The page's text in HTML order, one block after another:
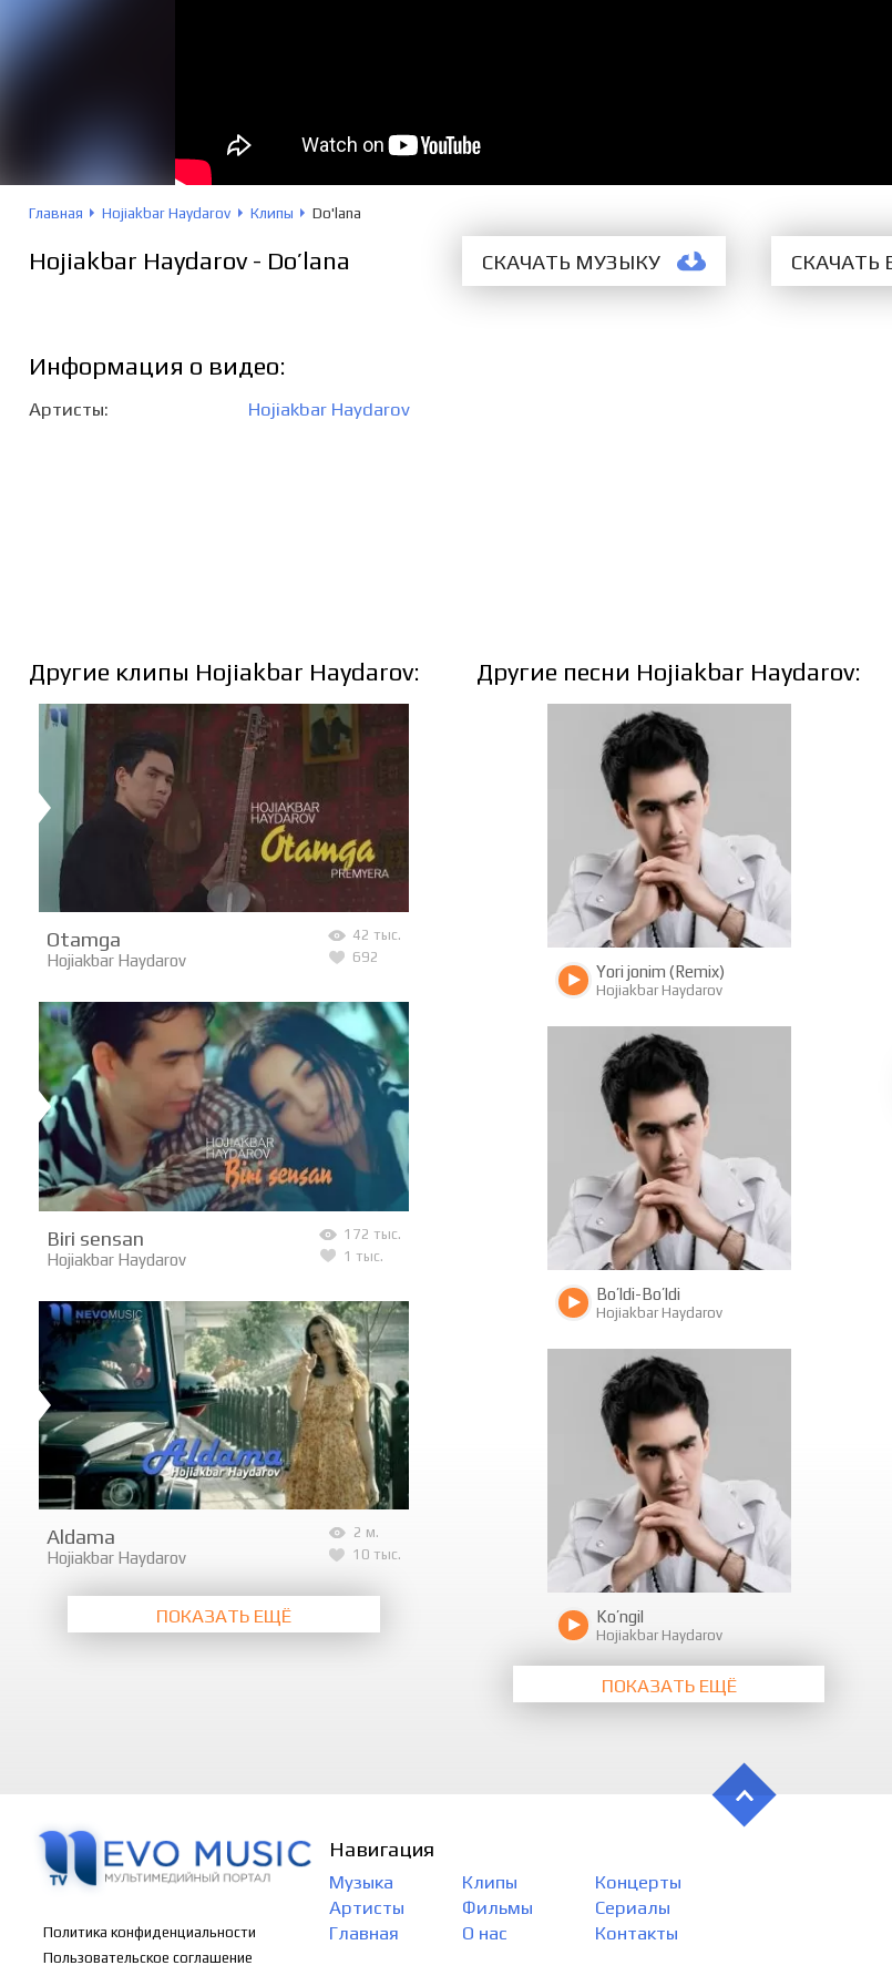
Главная Hojiakbar Haydarov Клипы Do'lana
Hojiakbar Haydarov - Do’lana СКАЧАТЬ МУЗЫКУ СКАЧАТЬ
Информация о видео:
Артисты Hojiakbar Haydarov
Другие клипы Hojiakbar Haydarov:
42 тыс.
692
Otamga
Hojiakbar Haydarov
172 тыс.
1 тыс.
Biri sensan
Hojiakbar Haydarov
2 м.
10 тыс.
Aldama
Hojiakbar Haydarov
ПОКАЗАТЬ ЕЩЁ
Другие песни Hojiakbar Haydarov:
3496 1515
Yori jonim (Remix)
Hojiakbar Haydarov
13501 1111
Bo’ldi-Bo’ldi
Hojiakbar Haydarov
6545 1271
Ko’ngil
Hojiakbar Haydarov
ПОКАЗАТЬ ЕЩЁ
Политика конфиденциальности
Пользовательское соглашение
Навигация
Музыка Клипы
Концерты
Артисты
Фильмы
Сериалы
Главная
О нас Контакты